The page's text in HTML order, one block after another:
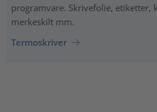
programvare. Skrivefolie, etiketter,
merkeskilt mm.
Termoskriver